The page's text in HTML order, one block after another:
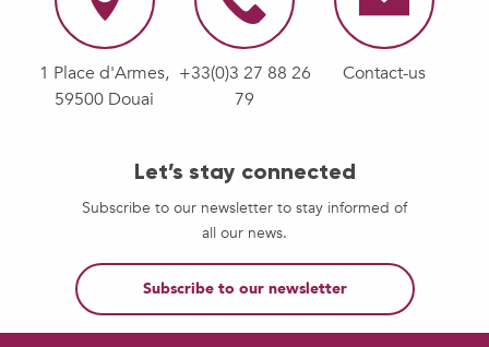
1 Place d'Armes,
59500 Douai
+33(0)3 27 88 26
79
Contact-us
Let’s stay connected
Subscribe to our newsletter to stay informed of
all our news.
Subscribe to our newsletter